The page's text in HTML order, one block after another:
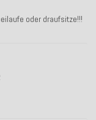
oder draufsitze!!!